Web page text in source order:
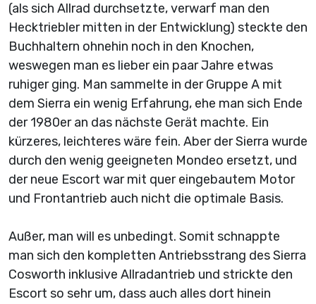
(als sich Allrad durchsetzte, verwarf man den
Hecktriebler mitten in der Entwicklung) steckte den
Buchhaltern ohnehin noch in den Knochen,
weswegen man es lieber ein paar Jahre etwas
ruhiger ging. Man sammelte in der Gruppe A mit
dem Sierra ein wenig Erfahrung, ehe man sich Ende
der 1980er an das nächste Gerät machte. Ein
kürzeres, leichteres wäre fein. Aber der Sierra wurde
durch den wenig geeigneten Mondeo ersetzt, und
der neue Escort war mit quer eingebautem Motor
und Frontantrieb auch nicht die optimale Basis.
Außer, man will es unbedingt. Somit schnappte
man sich den kompletten Antriebsstrang des Sierra
Cosworth inklusive Allradantrieb und strickte den
Escort so sehr um, dass auch alles dort hinein